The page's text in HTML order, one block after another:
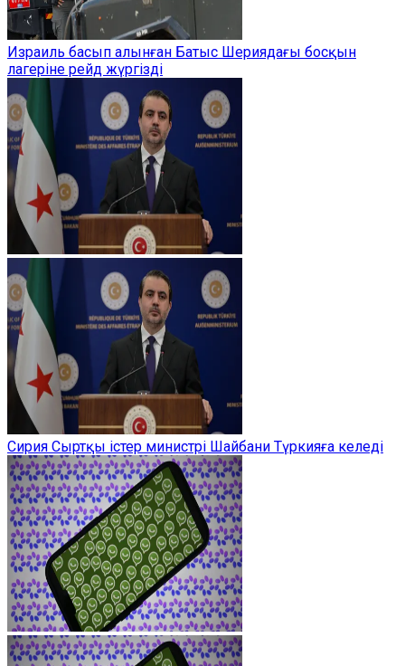
Израиль басып алынған Батыс Шериядағы босқын
лагеріне рейд жүргізді
Сирия Сыртқы істер министрі Шайбани Түркияға келеді